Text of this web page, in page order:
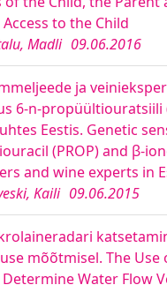
to the Child
Madli 09.06.2016
ja
6-n-propüültiouratsiili
Eestis. Genetic
(PROP) and β-
and wine experts in
Kaili 09.06.2015
mõõtmisel. The Use
Water Flow